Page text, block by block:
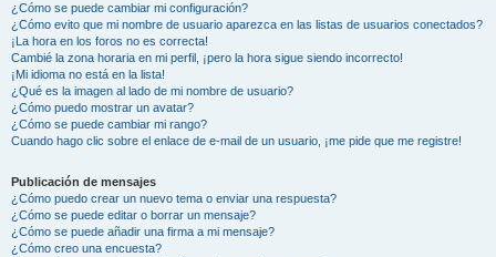
¿Cómo se puede cambiar mi configuración?
¿Cómo evito que mi nombre de usuario aparezca en las listas de usuarios conectados?
¡La hora en los foros no es correcta!
Cambié la zona horaria en mi perfil, ¡pero la hora sigue siendo incorrecto!
¡Mi idioma no está en la lista!
¿Qué es la imagen al lado de mi nombre de usuario?
¿Cómo puedo mostrar un avatar?
¿Cómo se puede cambiar mi rango?
Cuando hago clic sobre el enlace de e-mail de un usuario, ¡me pide que me registre!
Publicación de mensajes
¿Cómo puedo crear un nuevo tema o enviar una respuesta?
¿Cómo se puede editar o borrar un mensaje?
¿Cómo se puede añadir una firma a mi mensaje?
¿Cómo creo una encuesta?